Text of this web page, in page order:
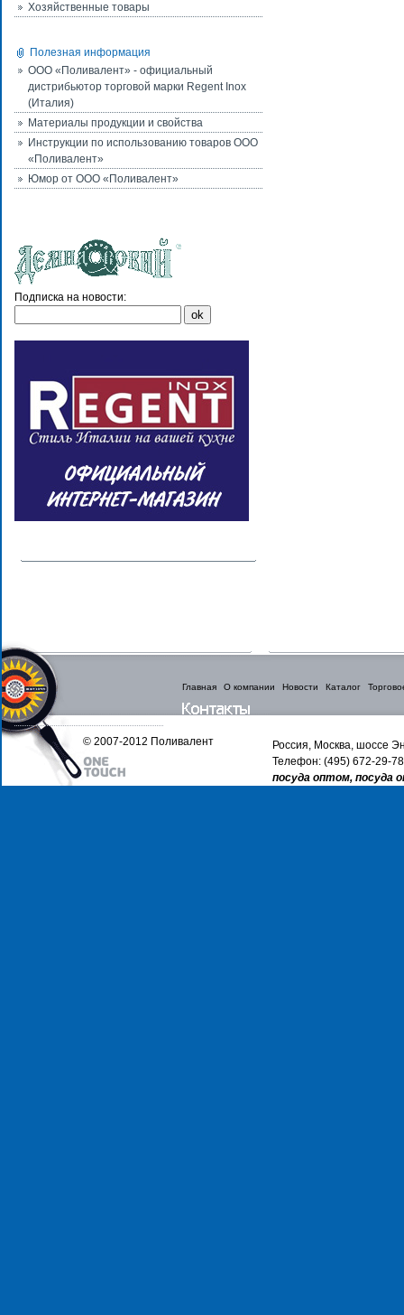
Хозяйственные товары
Полезная информация
ООО «Поливалент» - официальный
дистрибьютор торговой марки Regent Inox
(Италия)
Материалы продукции и свойства
Инструкции по использованию товаров ООО
«Поливалент»
Юмор от ООО «Поливалент»
Подписка на новости:
Главная О компании Новости Каталог
Россия, Москва, шоссе
Телефон: (495) 672-29-
посуда оптом, посуда
© 2007-2012 Поливалент